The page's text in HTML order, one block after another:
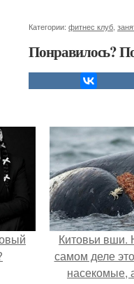
Категории: фитнес клуб
Понравилось?
Китовьи вши.
самом деле
насекомые,